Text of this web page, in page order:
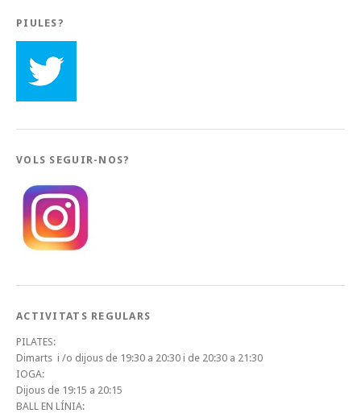
PIULES?
VOLS SEGUIR-NOS?
ACTIVITATS REGULARS
PILATES:
Dimarts i /o dijous de 19:30 a 20:30 i de 20:30 a 21:30
IOGA:
Dijous de 19:15 a 20:15
BALL EN LÍNIA: